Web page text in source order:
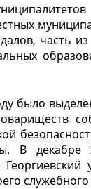
часть
было
декабре